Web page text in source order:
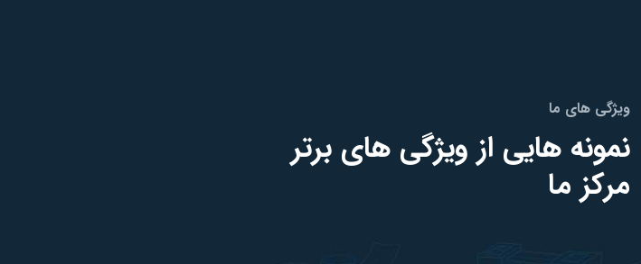
ویژگی های ما
نمونه هایی از ویژگی های برتر
مرکز ما